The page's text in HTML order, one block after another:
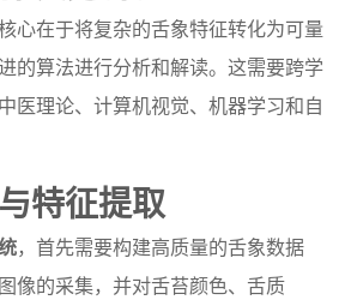
心在于将复杂的舌象特征转化为可量
的算法进行分析和解读。这需要跨学
医理论、计算机视觉、机器学习和自
特征提取
，首先需要构建高质量的舌象数据
像的采集，并对舌苔颜色、舌质